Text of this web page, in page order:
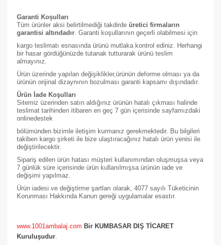
Garanti Koşulları
Tüm ürünler aksi belirtilmediği takdirde üretici firmaların
garantisi altındadır. Garanti koşullarının geçerli olabilmesi için
kargo teslimatı esnasında ürünü mutlaka kontrol ediniz. Herhangi
bir hasar gördüğünüzde tutanak tutturarak ürünü teslim
almayınız.
Ürün üzerinde yapılan değişiklikler,ürünün deforme olması ya da
ürünün orijinal dizaynının bozulması garanti kapsamı dışındadır.
Ürün İade Koşulları
Sitemiz üzerinden satın aldığınız ürünün hatalı çıkması halinde
teslimat tarihinden itibaren en geç 7 gün içerisinde sayfamızdaki
onlinedestek
bölümünden bizimle iletişim kurmanız gerekmektedir. Bu bilgileri
takiben kargo şirketi ile bize ulaştıracağınız hatalı ürün yenisi ile
değiştirilecektir.
Sipariş edilen ürün hatası müşteri kullanımından oluşmuşsa veya
7 günlük süre içerisinde ürün kullanılmışsa ürünün iade ve
değişimi yapılmaz.
Ürün iadesi ve değiştirme şartları olarak, 4077 sayılı Tüketicinin
Korunması Hakkında Kanun gereği uygulamalar esastır.
www.1001ambalaj.com Bir KUMBASAR DIŞ TİCARET
Kuruluşudur.